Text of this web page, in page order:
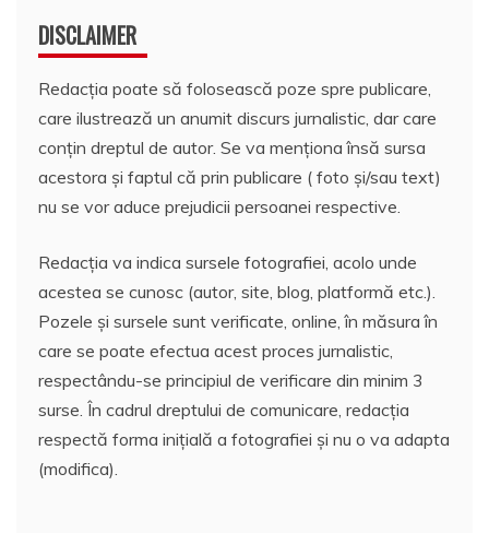
DISCLAIMER
Redacția poate să folosească poze spre publicare,
care ilustrează un anumit discurs jurnalistic, dar care
conțin dreptul de autor. Se va menționa însă sursa
acestora și faptul că prin publicare ( foto și/sau text)
nu se vor aduce prejudicii persoanei respective.
Redacția va indica sursele fotografiei, acolo unde
acestea se cunosc (autor, site, blog, platformă etc.).
Pozele și sursele sunt verificate, online, în măsura în
care se poate efectua acest proces jurnalistic,
respectându-se principiul de verificare din minim 3
surse. În cadrul dreptului de comunicare, redacția
respectă forma inițială a fotografiei și nu o va adapta
(modifica).